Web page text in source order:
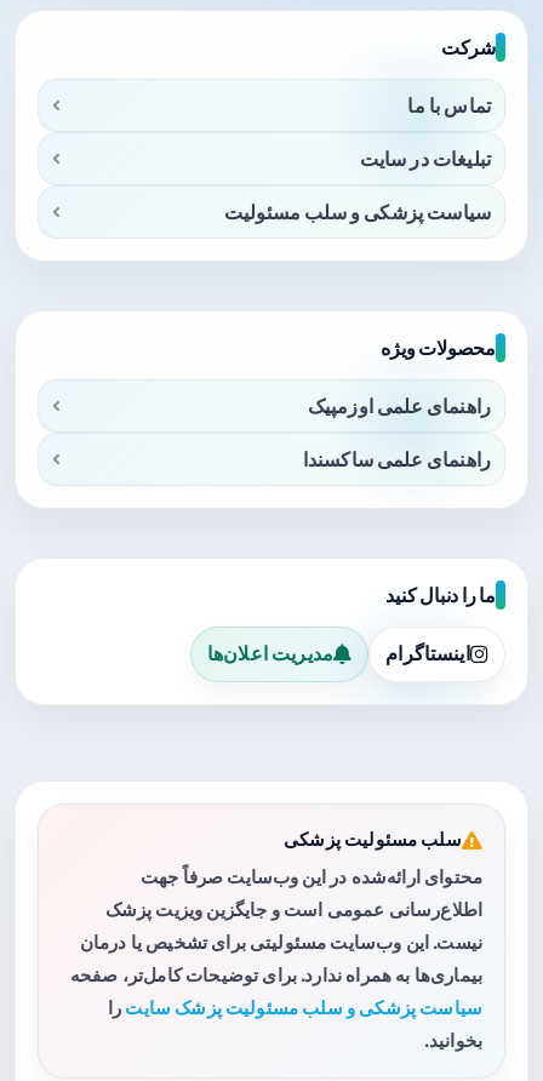
شرکت
تماس با ما
تبلیغات در سایت
سیاست پزشکی و سلب مسئولیت
محصولات ویژه
راهنمای علمی اوزمپیک
راهنمای علمی ساکسندا
ما را دنبال کنید
اینستاگرام مدیریت اعلان‌ها
سلب مسئولیت پزشکی
محتوای ارائه‌شده در این وب‌سایت صرفاً جهت
اطلاع‌رسانی عمومی است و جایگزین ویزیت پزشک
نیست. این وب‌سایت مسئولیتی برای تشخیص یا درمان
بیماری‌ها به همراه ندارد. برای توضیحات کامل‌تر، صفحه
سیاست پزشکی و سلب مسئولیت پزشک سایت را
بخوانید.